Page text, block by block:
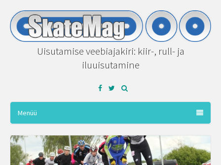
Uisutamise veebiajakiri: kiir-, rull- ja
iluuisutamine
Facebook
Twitter
Menüü